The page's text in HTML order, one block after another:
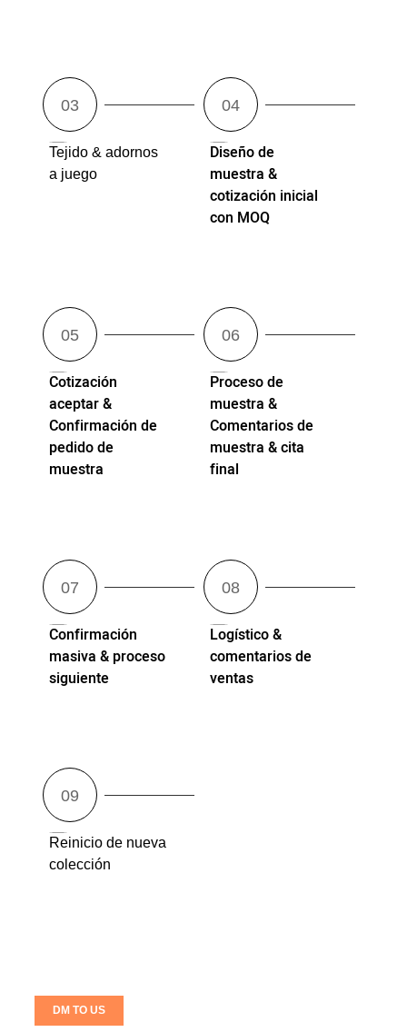
Tejido & adornos
a juego
Diseño de
muestra &
cotización inicial
con MOQ
Cotización
aceptar &
Confirmación de
pedido de
muestra
Proceso de
muestra &
Comentarios de
muestra & cita
final
Confirmación
masiva & proceso
siguiente
Logístico &
comentarios de
ventas
Reinicio de nueva
colección
DM TO US